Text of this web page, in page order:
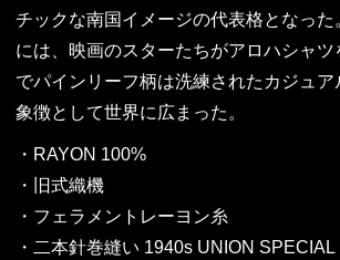
チックな南国イメージの代表格となった
には、映画のスターたちがアロハシャツ
でパインリーフ柄は洗練されたカジュア
象徴として世界に広まった。
・RAYON 100%
・旧式織機
・フェラメントレーヨン糸
・二本針巻縫い 1940s UNION SPECIAL